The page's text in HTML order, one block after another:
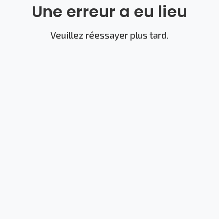
Une erreur a eu lieu
Veuillez réessayer plus tard.